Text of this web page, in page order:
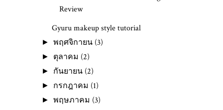
Review
Gyuru makeup style tutorial
►พฤศจิกายน (3)
► ตุลาคม (2)
► กันยายน (2)
► กรกฎาคม (1)
►พฤษภาคม (3)